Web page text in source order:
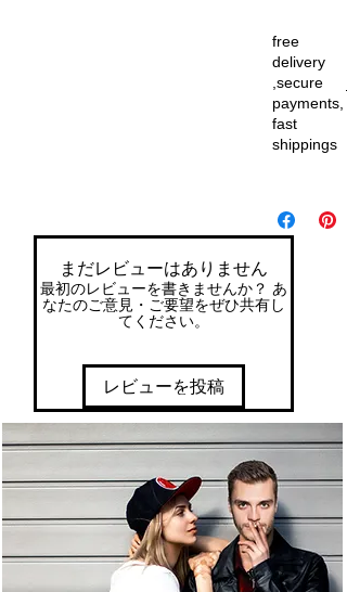
free
delivery
,secure
payments,
fast
shippings
まだレビューはありません
最初のレビューを書きませんか？ あ
なたのご意見・ご要望をぜひ共有し
てください。
レビューを投稿